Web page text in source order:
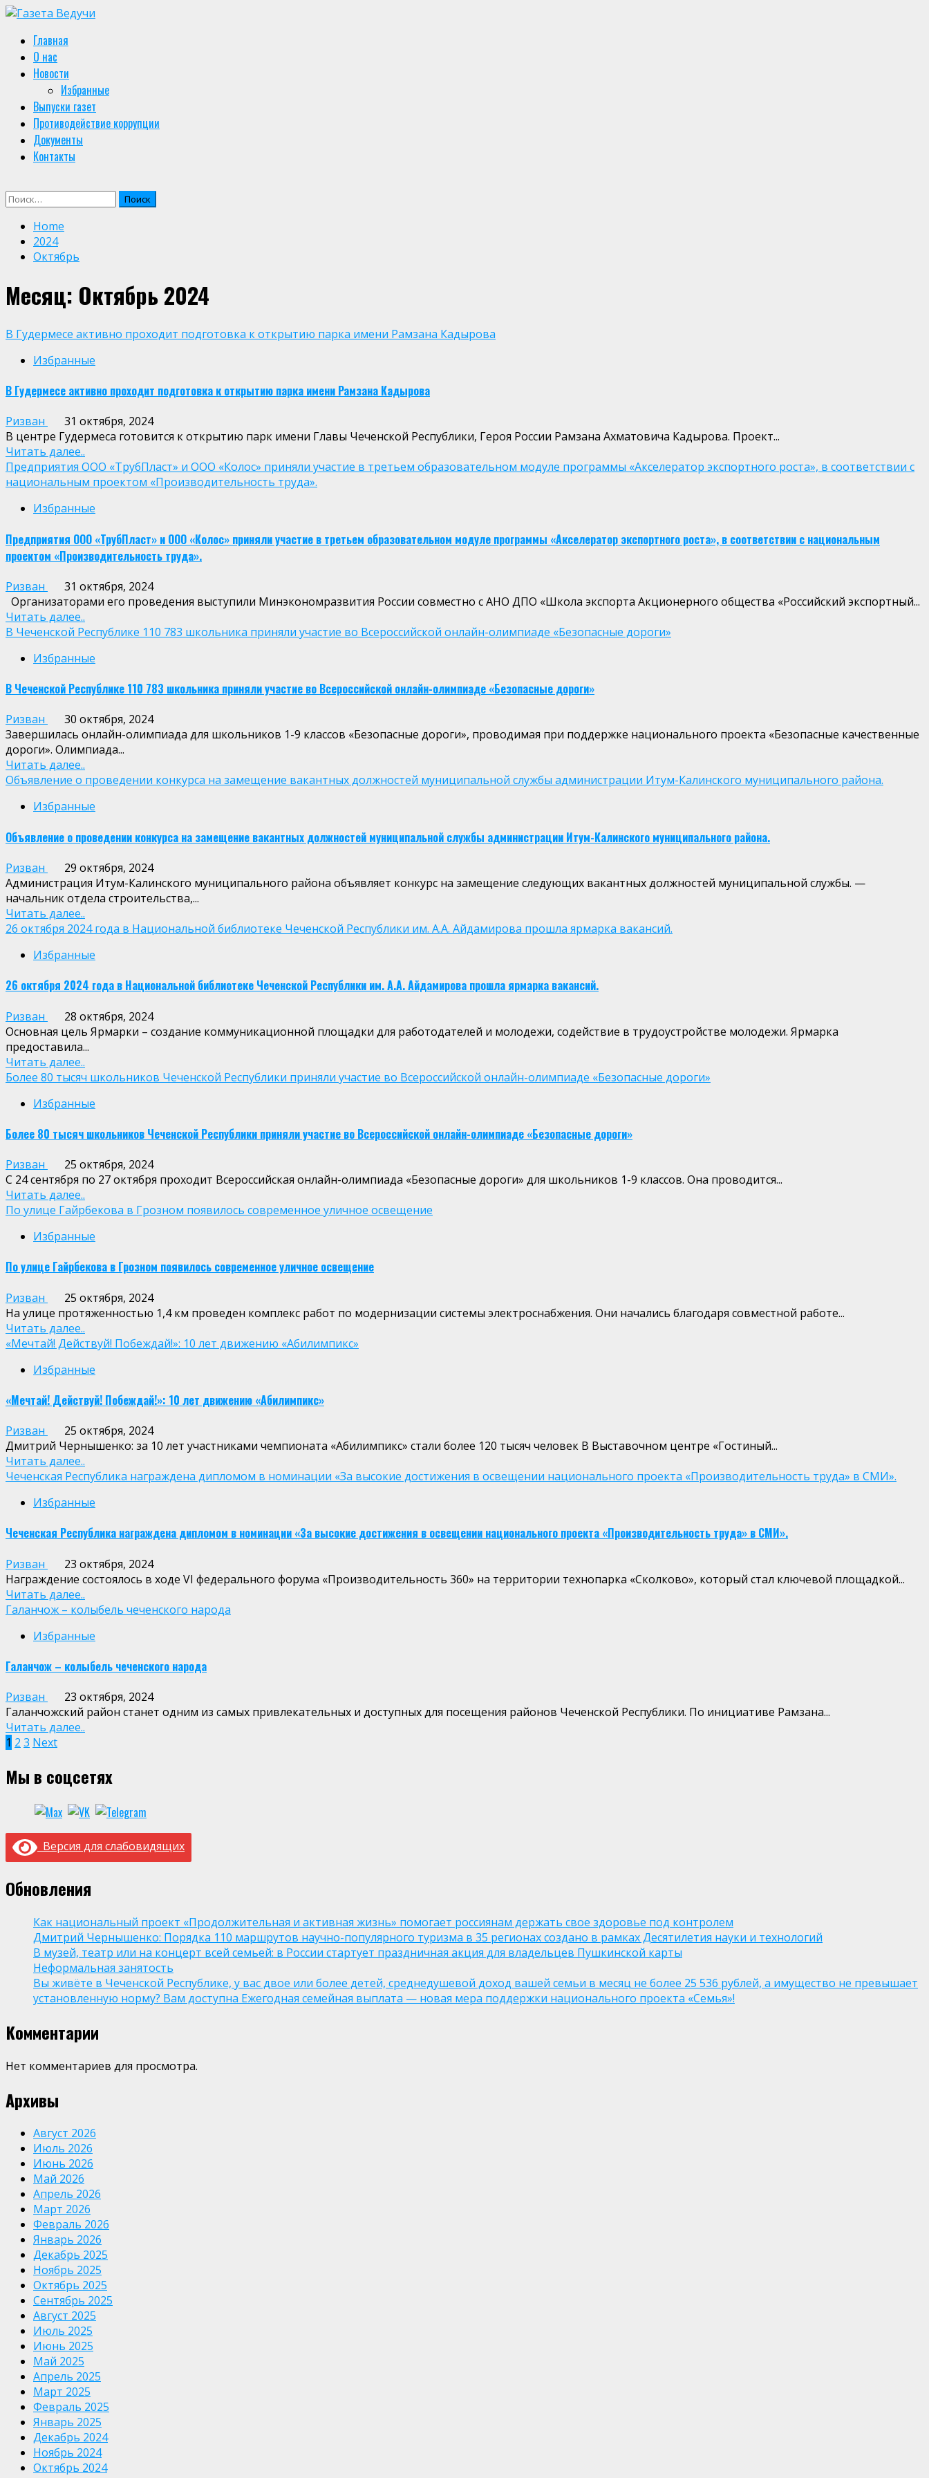
Skip
content
Primary
Menu
Главная
О нас
Новости
Избранные
Выпуски газет
Противодействие коррупции
Документы
Контакты
Найти:
Home
2024
Октябрь
Месяц: Октябрь 2024
В Гудермесе активно проходит подготовка к открытию парка имени Рамзана Кадырова
Избранные
В Гудермесе активно проходит подготовка к открытию парка имени Рамзана Кадырова
Ризван
31 октября, 2024
В центре Гудермеса готовится к открытию парк имени Главы Чеченской Республики, Героя России Рамзана Ахматовича Кадырова. Проект...
Читать далее..
Предприятия ООО «ТрубПласт» и ООО «Колос» приняли участие в третьем образовательном модуле программы «Акселератор экспортного роста», в соответствии с
национальным проектом «Производительность труда».
Избранные
Предприятия ООО «ТрубПласт» и ООО «Колос» приняли участие в третьем образовательном модуле программы «Акселератор экспортного роста», в соответствии с национальным
проектом «Производительность труда».
Ризван
31 октября, 2024
Организаторами его проведения выступили Минэкономразвития России совместно с АНО ДПО «Школа экспорта Акционерного общества «Российский экспортный...
Читать далее..
В Чеченской Республике 110 783 школьника приняли участие во Всероссийской онлайн-олимпиаде «Безопасные дороги»
Избранные
В Чеченской Республике 110 783 школьника приняли участие во Всероссийской онлайн-олимпиаде «Безопасные дороги»
Ризван
30 октября, 2024
Завершилась онлайн-олимпиада для школьников 1-9 классов «Безопасные дороги», проводимая при поддержке национального проекта «Безопасные качественные
дороги». Олимпиада...
Читать далее..
Объявление о проведении конкурса на замещение вакантных должностей муниципальной службы администрации Итум-Калинского муниципального района.
Избранные
Объявление о проведении конкурса на замещение вакантных должностей муниципальной службы администрации Итум-Калинского муниципального района.
Ризван
29 октября, 2024
Администрация Итум-Калинского муниципального района объявляет конкурс на замещение следующих вакантных должностей муниципальной службы. —
начальник отдела строительства,...
Читать далее..
26 октября 2024 года в Национальной библиотеке Чеченской Республики им. А.А. Айдамирова прошла ярмарка вакансий.
Избранные
26 октября 2024 года в Национальной библиотеке Чеченской Республики им. А.А. Айдамирова прошла ярмарка вакансий.
Ризван
28 октября, 2024
Основная цель Ярмарки – создание коммуникационной площадки для работодателей и молодежи, содействие в трудоустройстве молодежи. Ярмарка
предоставила...
Читать далее..
Более 80 тысяч школьников Чеченской Республики приняли участие во Всероссийской онлайн-олимпиаде «Безопасные дороги»
Избранные
Более 80 тысяч школьников Чеченской Республики приняли участие во Всероссийской онлайн-олимпиаде «Безопасные дороги»
Ризван
25 октября, 2024
С 24 сентября по 27 октября проходит Всероссийская онлайн-олимпиада «Безопасные дороги» для школьников 1-9 классов. Она проводится...
Читать далее..
По улице Гайрбекова в Грозном появилось современное уличное освещение
Избранные
По улице Гайрбекова в Грозном появилось современное уличное освещение
Ризван
25 октября, 2024
На улице протяженностью 1,4 км проведен комплекс работ по модернизации системы электроснабжения. Они начались благодаря совместной работе...
Читать далее..
«Мечтай! Действуй! Побеждай!»: 10 лет движению «Абилимпикс»
Избранные
«Мечтай! Действуй! Побеждай!»: 10 лет движению «Абилимпикс»
Ризван
25 октября, 2024
Дмитрий Чернышенко: за 10 лет участниками чемпионата «Абилимпикс» стали более 120 тысяч человек В Выставочном центре «Гостиный...
Читать далее..
Чеченская Республика награждена дипломом в номинации «За высокие достижения в освещении национального проекта «Производительность труда» в СМИ».
Избранные
Чеченская Республика награждена дипломом в номинации «За высокие достижения в освещении национального проекта «Производительность труда» в СМИ».
Ризван
23 октября, 2024
Награждение состоялось в ходе VI федерального форума «Производительность 360» на территории технопарка «Сколково», который стал ключевой площадкой...
Читать далее..
Галанчож – колыбель чеченского народа
Избранные
Галанчож – колыбель чеченского народа
Ризван
23 октября, 2024
Галанчожский район станет одним из самых привлекательных и доступных для посещения районов Чеченской Республики. По инициативе Рамзана...
Читать далее..
Пагинация
записей
1 2 3 Next
Мы в соцсетях
Версия для слабовидящих
Обновления
Как национальный проект «Продолжительная и активная жизнь» помогает россиянам держать свое здоровье под контролем
Дмитрий Чернышенко: Порядка 110 маршрутов научно-популярного туризма в 35 регионах создано в рамках Десятилетия науки и технологий
В музей, театр или на концерт всей семьей: в России стартует праздничная акция для владельцев Пушкинской карты
Неформальная занятость
Вы живёте в Чеченской Республике, у вас двое или более детей, среднедушевой доход вашей семьи в месяц не более 25 536 рублей, а имущество не превышает
установленную норму? Вам доступна Ежегодная семейная выплата — новая мера поддержки национального проекта «Семья»!
Комментарии
Нет комментариев для просмотра.
Архивы
Август 2026
Июль 2026
Июнь 2026
Май 2026
Апрель 2026
Март 2026
Февраль 2026
Январь 2026
Декабрь 2025
Ноябрь 2025
Октябрь 2025
Сентябрь 2025
Август 2025
Июль 2025
Июнь 2025
Май 2025
Апрель 2025
Март 2025
Февраль 2025
Январь 2025
Декабрь 2024
Ноябрь 2024
Октябрь 2024